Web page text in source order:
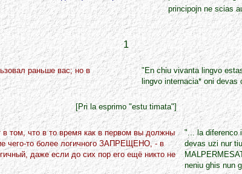
principojn ne scias
1
раньше вас; но в
"En chiu vivanta lingvo
lingvo internacia* oni
[Pri la esprimo "estu timata"]
том, что в то время как в первом вы должны
чего-то более логичного ЗАПРЕЩЕHО, - в
даже если до сих пор его ещё никто не
"... la diferenco
devas uzi nur
neniu ghis nun